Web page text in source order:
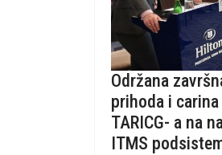
Održana
prihoda i
TARICG- a na
ITMS